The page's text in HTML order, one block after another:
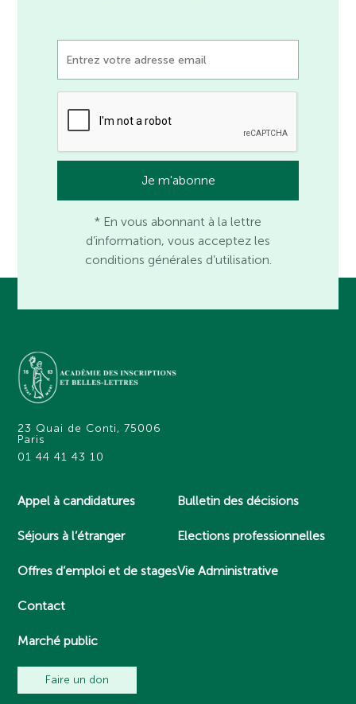
* En vous abonnant à la lettre
d’information, vous acceptez les
conditions générales d’utilisation.
23 Quai de Conti, 75006
Paris
01 44 41 43 10
Appel à candidatures
Séjours à l’étranger
Offres d’emploi et de stages
Contact
Marché public
Bulletin des décisions
Elections professionnelles
Vie Administrative
Faire un don